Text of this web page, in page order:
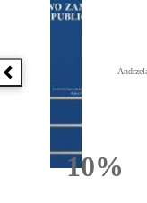
Poprzednia książka
10%